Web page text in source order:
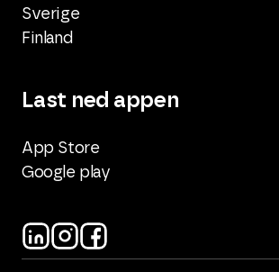
Sverige
Finland
Last ned appen
App Store
Google play